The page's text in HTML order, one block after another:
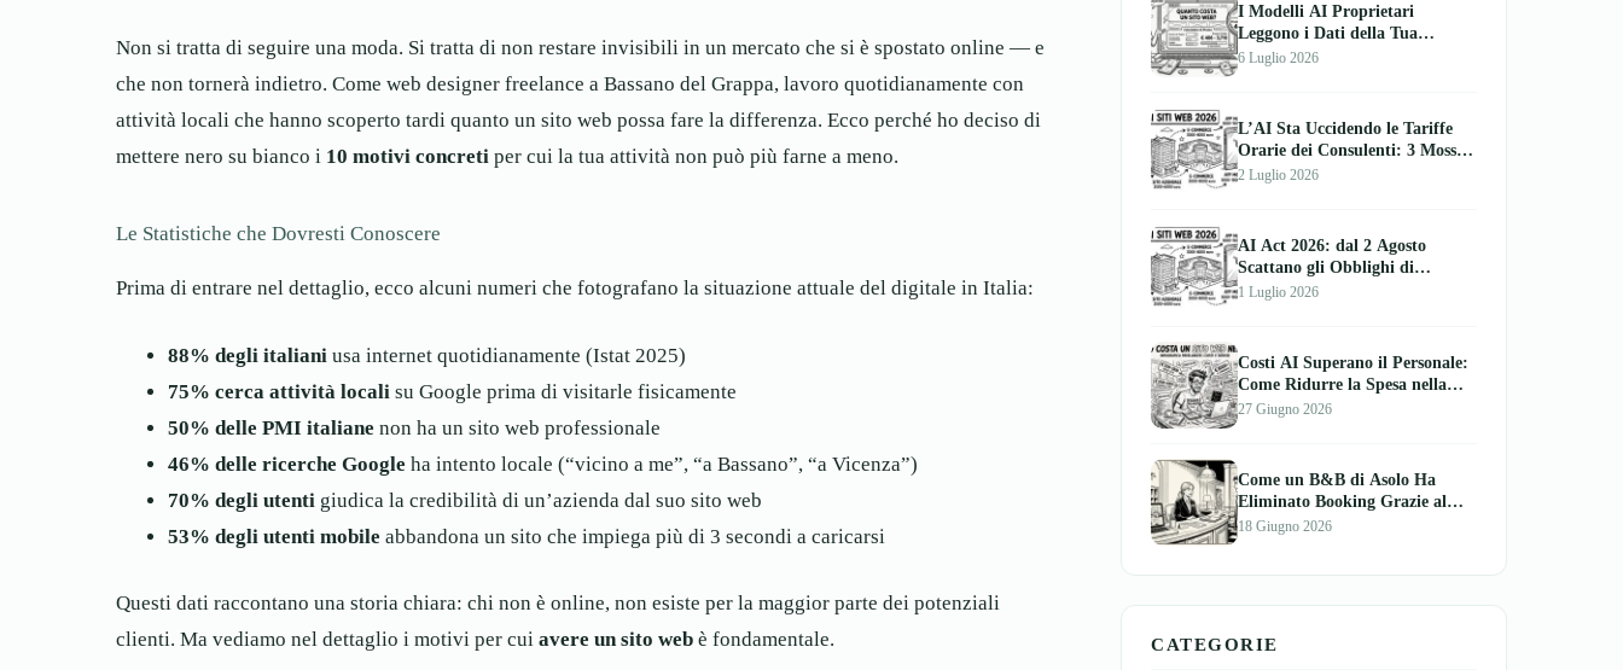
Non si tratta di seguire una moda. Si tratta di non restare invisibili in un mercato che si è spostato online — e
che non tornerà indietro. Come web designer freelance a Bassano del Grappa, lavoro quotidianamente con
attività locali che hanno scoperto tardi quanto un sito web possa fare la differenza. Ecco perché ho deciso di
mettere nero su bianco i 10 motivi concreti per cui la tua attività non può più farne a meno.
Le Statistiche che Dovresti Conoscere
Prima di entrare nel dettaglio, ecco alcuni numeri che fotografano la situazione attuale del digitale in Italia:
88% degli italiani usa internet quotidianamente (Istat 2025)
75% cerca attività locali su Google prima di visitarle fisicamente
50% delle PMI italiane non ha un sito web professionale
46% delle ricerche Google ha intento locale (“vicino a me”, “a Bassano”, “a Vicenza”)
70% degli utenti giudica la credibilità di un’azienda dal suo sito web
53% degli utenti mobile abbandona un sito che impiega più di 3 secondi a caricarsi
Questi dati raccontano una storia chiara: chi non è online, non esiste per la maggior parte dei potenziali
clienti. Ma vediamo nel dettaglio i motivi per cui avere un sito web è fondamentale.
I Modelli AI Proprietari
Leggono i Dati della Tua
Azienda: l’Allarme del CEO di
6 Luglio 2026
L’AI Sta Uccidendo le Tariffe
Orarie dei Consulenti: 3 Mosse
per la Tua PMI nel 2026
2 Luglio 2026
AI Act 2026: dal 2 Agosto
Scattano gli Obblighi di
Trasparenza per Chatbot e
1 Luglio 2026
Costi AI Superano il Personale:
Come Ridurre la Spesa nella
Tua Azienda
27 Giugno 2026
Come un B&B di Asolo Ha
Eliminato Booking Grazie al
Sito Web e AI
18 Giugno 2026
CATEGORIE